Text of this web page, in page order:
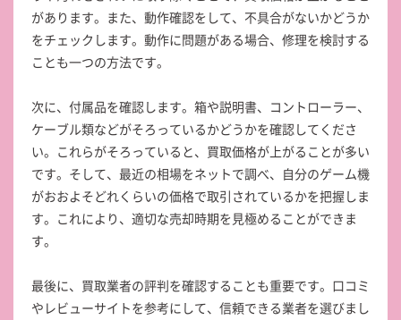
があります。また、動作確認をして、不具合がないかどうか
をチェックします。動作に問題がある場合、修理を検討する
ことも一つの方法です。
次に、付属品を確認します。箱や説明書、コントローラー、
ケーブル類などがそろっているかどうかを確認してくださ
い。これらがそろっていると、買取価格が上がることが多い
です。そして、最近の相場をネットで調べ、自分のゲーム機
がおおよそどれくらいの価格で取引されているかを把握しま
す。これにより、適切な売却時期を見極めることができま
す。
最後に、買取業者の評判を確認することも重要です。口コミ
やレビューサイトを参考にして、信頼できる業者を選びまし